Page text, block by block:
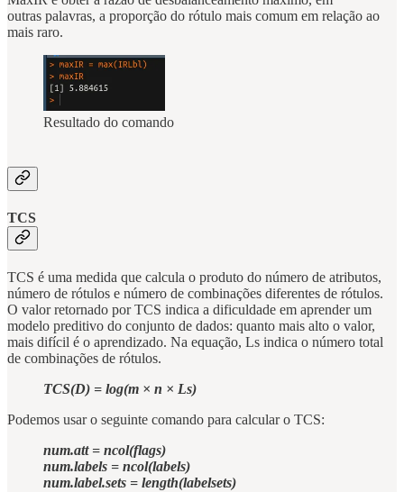
outras palavras, a proporção do rótulo mais comum em relação ao
mais raro.
Resultado do comando
TCS
TCS é uma medida que calcula o produto do número de atributos,
número de rótulos e número de combinações diferentes de rótulos.
O valor retornado por TCS indica a dificuldade em aprender um
modelo preditivo do conjunto de dados: quanto mais alto o valor,
mais difícil é o aprendizado. Na equação, Ls indica o número total
de combinações de rótulos.
TCS(D) = log(m × n × Ls)
Podemos usar o seguinte comando para calcular o TCS:
num.att = ncol(flags)
num.labels = ncol(labels)
num.label.sets = length(labelsets)